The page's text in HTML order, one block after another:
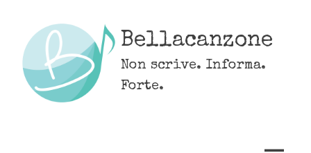
content
Bellacanzone
Non scrive. Informa.
Forte.